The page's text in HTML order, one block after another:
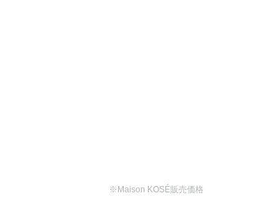
※Maison KOSÉ販売価格